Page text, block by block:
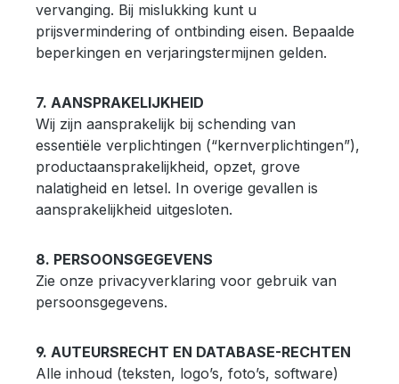
vervanging. Bij mislukking kunt u
prijsvermindering of ontbinding eisen. Bepaalde
beperkingen en verjaringstermijnen gelden.
7. AANSPRAKELIJKHEID
Wij zijn aansprakelijk bij schending van
essentiële verplichtingen (“kernverplichtingen”),
productaansprakelijkheid, opzet, grove
nalatigheid en letsel. In overige gevallen is
aansprakelijkheid uitgesloten.
8. PERSOONSGEGEVENS
Zie onze privacyverklaring voor gebruik van
persoonsgegevens.
9. AUTEURSRECHT EN DATABASE-RECHTEN
Alle inhoud (teksten, logo’s, foto’s, software)